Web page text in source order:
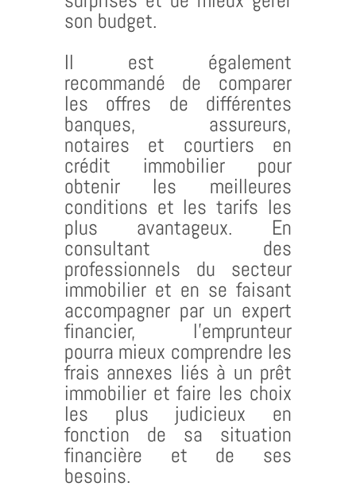
son budget.
Il est également
recommandé de comparer
les offres de différentes
banques, assureurs,
notaires et courtiers en
crédit immobilier pour
obtenir les meilleures
conditions et les tarifs les
plus avantageux. En
consultant des
professionnels du secteur
immobilier et en se faisant
accompagner par un expert
financier, l’emprunteur
pourra mieux comprendre les
frais annexes liés à un prêt
immobilier et faire les choix
les plus judicieux en
fonction de sa situation
financière et de ses
besoins.